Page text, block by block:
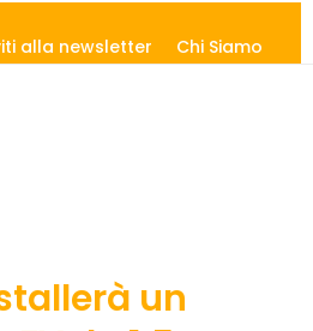
alla newsletter Chi Siamo
un